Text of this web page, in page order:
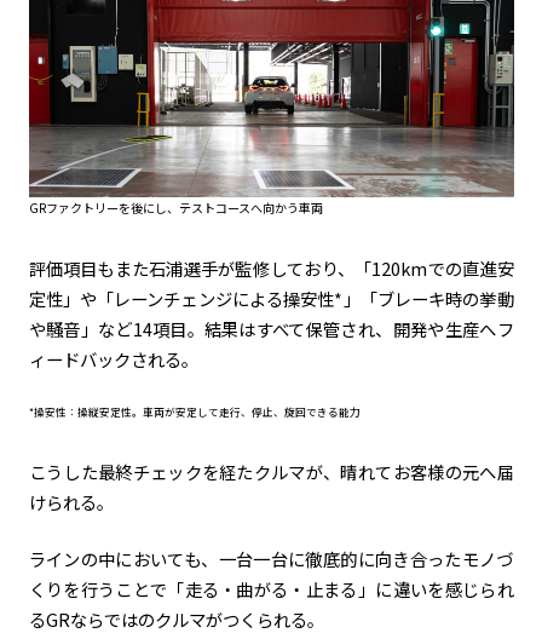
GRファクトリーを後にし、テストコースへ向かう車両
評価項目もまた石浦選手が監修しており、「120kmでの直進安
定性」や「レーンチェンジによる操安性*」「ブレーキ時の挙動
や騒音」など14項目。結果はすべて保管され、開発や生産へフ
ィードバックされる。
*操安性：操縦安定性。車両が安定して走行、停止、旋回できる能力
こうした最終チェックを経たクルマが、晴れてお客様の元へ届
けられる。
ラインの中においても、一台一台に徹底的に向き合ったモノづ
くりを行うことで「走る・曲がる・止まる」に違いを感じられ
るGRならではのクルマがつくられる。